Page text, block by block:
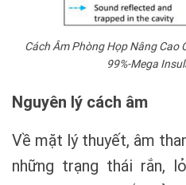
Cách Âm Phòng Họp Nâng
99%-Mega
Nguyên lý cách âm
Về mặt lý thuyết, âm
những trạng thái rắn,